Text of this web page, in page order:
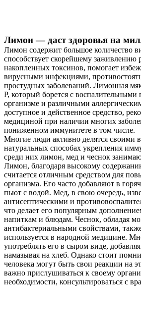
Лимон — даст здоровья на
Лимон содержит большое количество
способствует скорейшему заживлению
накопленных токсинов, помогает
вирусными инфекциями,
простудных заболеваний. Лимонная
Р, который борется с воспалительными
организме и различными
доступное и действенное средство,
медициной при наличии многих
пониженном иммунитете в том числе.
Многие люди активно делятся своими
натуральных способах укрепления
среди них лимон, мед и чеснок
Лимон, благодаря высокому
считается отличным средством для
организма. Его часто добавляют в
пьют с водой. Мед, в свою очередь,
антисептическими и
что делает его популярным
напиткам и блюдам. Чеснок, обладая
антибактериальными свойствами,
используется в народной медицине.
употреблять его в сыром виде,
намазывая на хлеб. Однако стоит
человека могут быть свои реакции на
важно прислушиваться к своему
необходимости, консультироваться с